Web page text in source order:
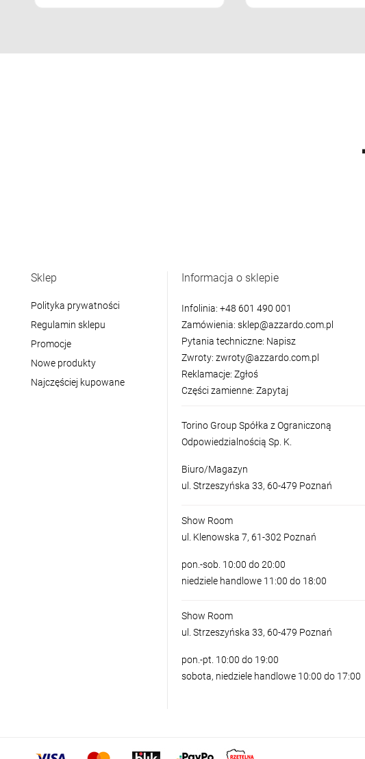
Sklep
Polityka prywatności
Regulamin sklepu
Promocje
Nowe produkty
Najczęściej kupowane
Informacja o sklepie
Infolinia: +48 601 490 001
Zamówienia: sklep@azzardo.com.pl
Pytania techniczne: Napisz
Zwroty: zwroty@azzardo.com.pl
Reklamacje: Zgłoś
Części zamienne: Zapytaj
Torino Group Spółka z Ograniczoną
Odpowiedzialnością Sp. K.
Biuro/Magazyn
ul. Strzeszyńska 33, 60-479 Poznań
Show Room
ul. Klenowska 7, 61-302 Poznań
pon.-sob. 10:00 do 20:00
niedziele handlowe 11:00 do 18:00
Show Room
ul. Strzeszyńska 33, 60-479 Poznań
pon.-pt. 10:00 do 19:00
sobota, niedziele handlowe 10:00 do 17:00